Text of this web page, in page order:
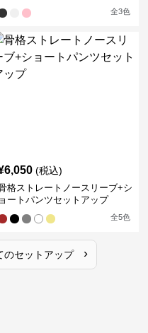
全3色
6,050 (税込)
格ストレートノースリーブ+シ
ョートパンツセットアップ
全5色
のセットアップ ›